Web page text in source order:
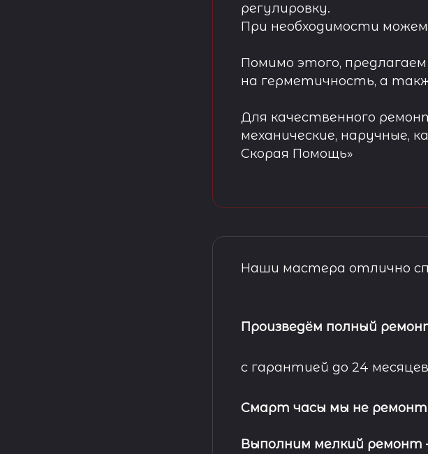
регулировку.
При необходимости
Помимо этого,
на герметичность, а
Для качественного
механические, наручные,
Скорая Помощь»
Наши мастера отлично
Произведём полный
с гарантией до 24
Смарт часы мы не
Выполним мелкий ремонт